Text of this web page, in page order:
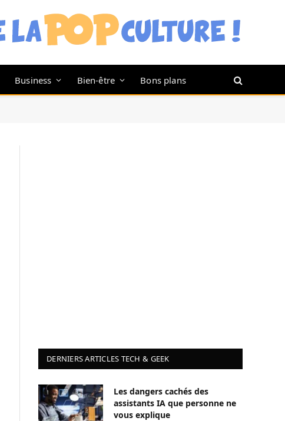
Business Bien-être Bons plans
DERNIERS ARTICLES TECH & GEEK
Les dangers cachés des
assistants IA que personne ne
vous explique